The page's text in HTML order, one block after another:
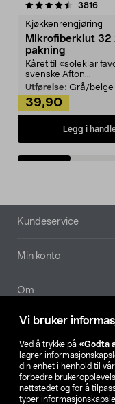
Vi bruker
Ved å trykke på «Godta
lagrer
din enhet i henhold til vår
forbedre
nettstedet og for å
typer
3816
Kjøkkenrengjøring
Mikrofiberklut 32
pakning
Kåret til «soleklar
svenske Afton...
Utførelse: Grå/beige
39,90
Legg i
4.5av 5
Bunntekst
Kundeservice
Min konto
Om
Aktuelt
Våre selskaper